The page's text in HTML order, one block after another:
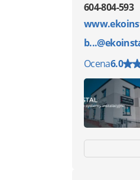
604-804-593
Ocena6.0